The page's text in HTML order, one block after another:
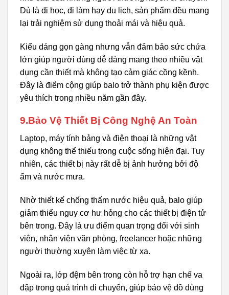
Dù là đi học, đi làm hay du lịch, sản phẩm đều mang
lại trải nghiệm sử dụng thoải mái và hiệu quả.
Kiểu dáng gọn gàng nhưng vẫn đảm bảo sức chứa
lớn giúp người dùng dễ dàng mang theo nhiều vật
dụng cần thiết mà không tạo cảm giác cồng kềnh.
Đây là điểm cộng giúp balo trở thành phụ kiện được
yêu thích trong nhiều năm gần đây.
9.Bảo Vệ Thiết Bị Công Nghệ An Toàn
Laptop, máy tính bảng và điện thoại là những vật
dụng không thể thiếu trong cuộc sống hiện đại. Tuy
nhiên, các thiết bị này rất dễ bị ảnh hưởng bởi độ
ẩm và nước mưa.
Nhờ thiết kế chống thấm nước hiệu quả, balo giúp
giảm thiểu nguy cơ hư hỏng cho các thiết bị điện tử
bên trong. Đây là ưu điểm quan trọng đối với sinh
viên, nhân viên văn phòng, freelancer hoặc những
người thường xuyên làm việc từ xa.
Ngoài ra, lớp đệm bên trong còn hỗ trợ hạn chế va
đập trong quá trình di chuyển, giúp bảo vệ đồ dùng